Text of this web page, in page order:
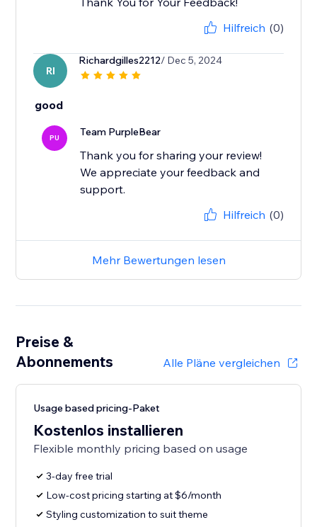
Hilfreich (0)
RI
Richardgilles2212/ Dec 5, 2024
good
PU Team PurpleBear
Thank you for sharing your review!
We appreciate your feedback and
support.
Hilfreich (0)
Mehr Bewertungen lesen
Preise &
Abonnements
Alle Pläne vergleichen
Usage based pricing-Paket
Kostenlos installieren
Flexible monthly pricing based on usage
3-day free trial
Low-cost pricing starting at $6/month
Styling customization to suit theme